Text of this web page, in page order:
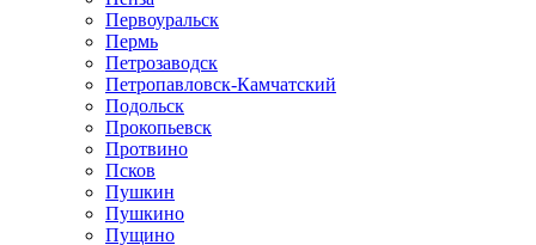
Первоуральск
Пермь
Петрозаводск
Петропавловск-Камчатский
Подольск
Прокопьевск
Протвино
Псков
Пушкин
Пушкино
Пущино